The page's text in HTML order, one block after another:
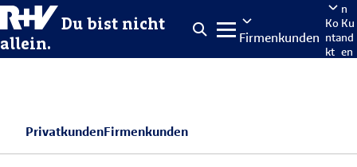
Du bist nicht
allein.
Firmenkunden
Ko
nta
kt
n
Ku
nd
en
PrivatkundenFirmenkunden